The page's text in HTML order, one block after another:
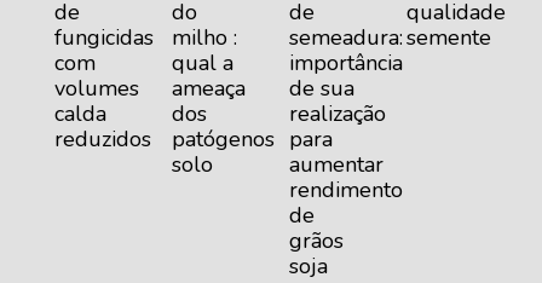
de
fungicidas
com
volumes
calda
reduzidos
do
milho :
qual a
ameaça
dos
patógenos
solo
de
semeadura:
importância
de sua
realização
para
aumentar
rendimento
de
grãos
soja
qualidade
semente